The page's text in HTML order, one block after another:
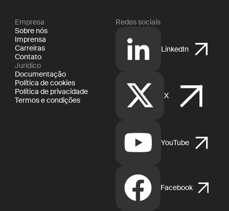
Empresa
Sobre nós
Imprensa
Carreiras
Contato
Jurídico
Documentação
Política de cookies
Política de privacidade
Termos e condições
Redes sociais
LinkedIn
X
YouTube
Facebook